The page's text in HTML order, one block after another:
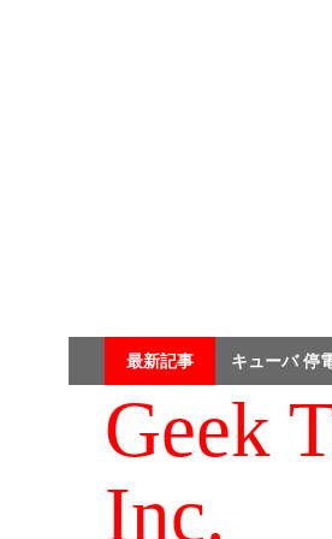
最新記事 キューバ 停
Geek
Inc.